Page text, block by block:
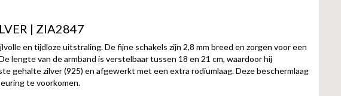
| ZIA2847
en tijdloze uitstraling. De fijne schakels zijn 2,8 mm breed en zorgen voor een
lengte van de armband is verstelbaar tussen 18 en 21 cm, waardoor hij
gehalte zilver (925) en afgewerkt met een extra rodiumlaag. Deze beschermlaag
te voorkomen.